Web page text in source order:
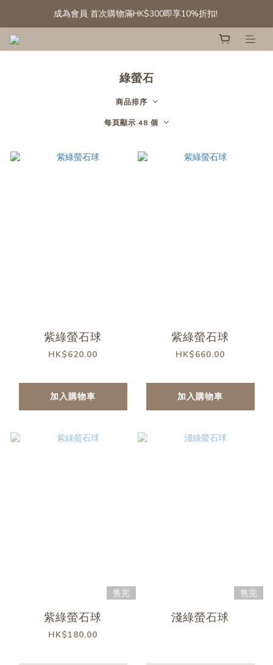
成為會員 首次購物滿HK$300即享10%折扣!
成為會員 首次購物滿HK$300即享10%折扣!
成為會員 首次購物滿HK$300即享10%折扣!
綠螢石
商品排序
每頁顯示 48 個
紫綠螢石球
HK$620.00
加入購物車
紫綠螢石球
HK$660.00
加入購物車
售完
紫綠螢石球
HK$180.00
售完
淺綠螢石球